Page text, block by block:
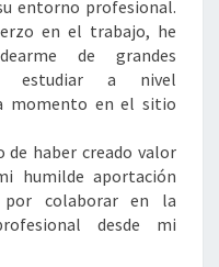
entorno profesional.
en el trabajo, he
de grandes
estudiar a nivel
momento en el sitio
de haber creado valor
humilde aportación
por colaborar en la
desde mi